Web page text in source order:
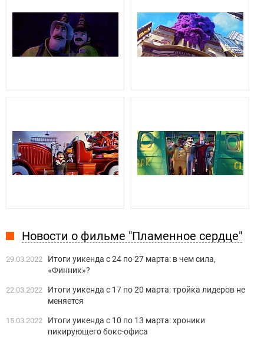
Новости о фильме "Пламенное сердце"
29.03.2022
Итоги уикенда с 24 по 27 марта: в чем сила,
«Финник»?
22.03.2022
Итоги уикенда с 17 по 20 марта: тройка лидеров не
меняется
15.03.2022
Итоги уикенда с 10 по 13 марта: хроники
пикирующего бокс-офиса